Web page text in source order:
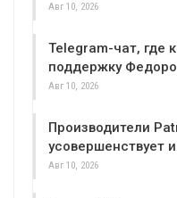
Авг 10, 2026
Telegram-чат, где
поддержку
Авг 10, 2026
Производители
усовершенствует
Авг 10, 2026